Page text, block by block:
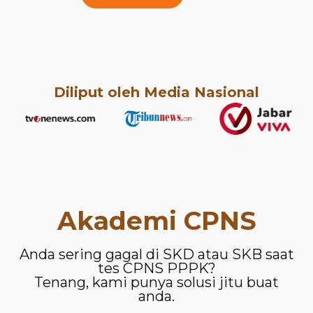
Diliput oleh Media Nasional
Akademi CPNS
Anda sering gagal di SKD atau SKB saat
tes CPNS PPPK?
Tenang, kami punya solusi jitu buat
anda.